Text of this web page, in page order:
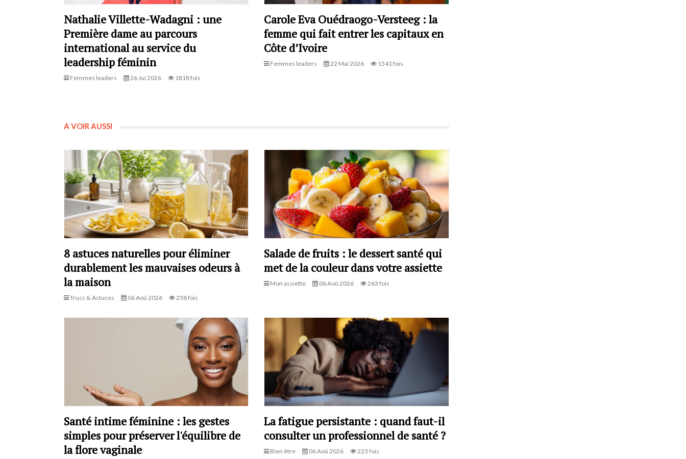
Nathalie Villette-Wadagni : une
Première dame au parcours
international au service du
leadership féminin
Femmes leaders 26 Jui 2026 1818 fois
Carole Eva Ouédraogo-Versteeg : la
femme qui fait entrer les capitaux en
Côte d’Ivoire
Femmes leaders 22 Mai 2026 1541 fois
A VOIR AUSSI
8 astuces naturelles pour éliminer
durablement les mauvaises odeurs à
la maison
Trucs & Astuces 06 Aoû 2026 258 fois
Salade de fruits : le dessert santé qui
met de la couleur dans votre assiette
Mon assiette 06 Aoû 2026 263 fois
Santé intime féminine : les gestes
simples pour préserver l'équilibre de
la flore vaginale
La fatigue persistante : quand faut-il
consulter un professionnel de santé ?
Bien être 06 Aoû 2026 223 fois